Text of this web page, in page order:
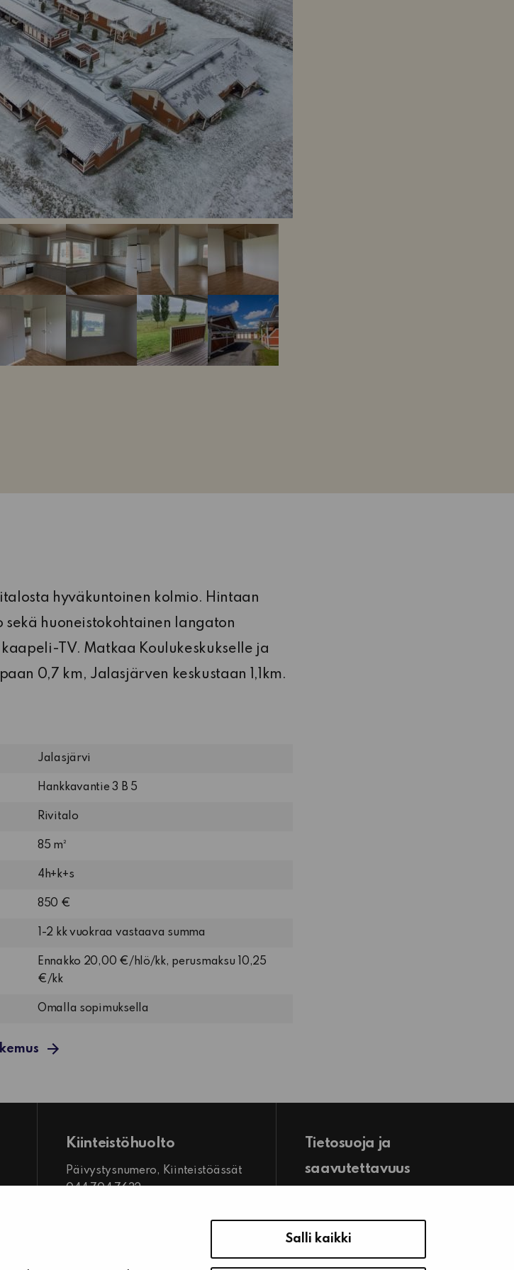
Salli kaikki
hyväkuntoinen kolmio. Hintaan
huoneistokohtainen langaton
TV. Matkaa Koulukeskukselle ja
0,7 km, Jalasjärven keskustaan 1,1km.
Jalasjärvi
Hankkavantie 3 B 5
Rivitalo
85 m²
4h+k+s
850 €
1-2 kk vuokraa vastaava summa
Ennakko 20,00 €/hlö/kk, perusmaksu 10,25
€/kk
Omalla sopimuksella
Kiinteistöhuolto
Päivystysnumero, Kiinteistöässät
044 704 7632
Tietosuoja ja
saavutettavuus
Tietosuoja
Saavutettavuusseloste